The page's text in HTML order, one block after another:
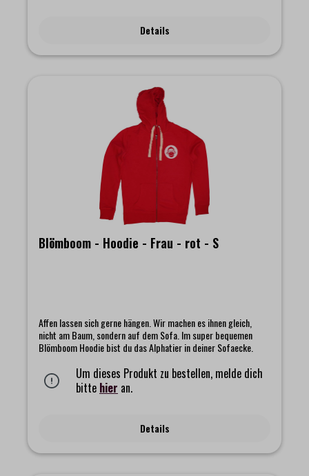
Details
Blömboom - Hoodie - Frau - rot - S
Affen lassen sich gerne hängen. Wir machen es ihnen gleich,
nicht am Baum, sondern auf dem Sofa. Im super bequemen
Blömboom Hoodie bist du das Alphatier in deiner Sofaecke.
Um dieses Produkt zu bestellen, melde dich
bitte hier an.
Details